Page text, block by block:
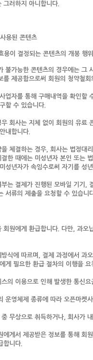
러하지 아니합니다.
용된 콘텐츠
이 결정되는 콘텐츠의 개봉 행
가능한 콘텐츠의 경우에는 그
제공함으로써 회원의 청약철
자를 통해 구매내역을 확인할
할 수 있습니다.
회사는 지체 없이 회원의 유료
내합니다.
체결하는 경우, 회사는 법정대
한 때에는 미성년자 본인 또는
성년자가 속임수로써 자기를
는 결제가 진행된 모바일 기기,
서류의 제출을 요청할 수 있습니
원에게 환급합니다. 다만, 과
식에 따르며, 결제 과정에서 과
게 필요한 환급 절차의 이행을 요
의 이용으로 인해 발생한 통신
영체제 종류에 따라 오픈마켓
무상으로 취득하거나, 회사가
게서 제공받은 정보를 통해 회
합니다.